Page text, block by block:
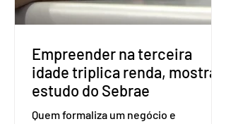
eletrônica. Se a urna eletrônica não
reconh
Empreender na terceira
idade triplica renda, mostra
estudo do Sebrae
Quem formaliza um negócio e